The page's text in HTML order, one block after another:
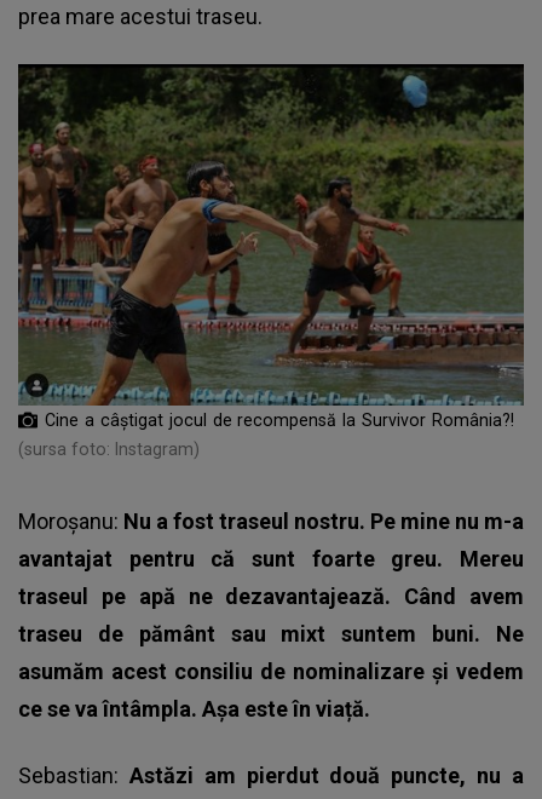
prea mare acestui traseu.
Cine a câștigat jocul de recompensă la Survivor România?!
(sursa foto: Instagram)
Moroșanu: Nu a fost traseul nostru. Pe mine nu m-a
avantajat pentru că sunt foarte greu. Mereu
traseul pe apă ne dezavantajează. Când avem
traseu de pământ sau mixt suntem buni. Ne
asumăm acest consiliu de nominalizare și vedem
ce se va întâmpla. Așa este în viață.
Sebastian: Astăzi am pierdut două puncte, nu a